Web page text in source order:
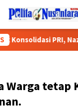
PRI,
Warga tetap